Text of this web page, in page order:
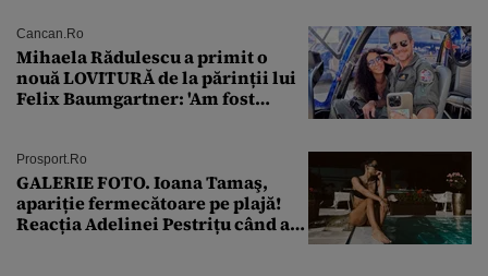
Cancan.ro
Mihaela Rădulescu a primit o
nouă LOVITURĂ de la părinții lui
Felix Baumgartner: 'Am fost
Prosport.ro
GALERIE FOTO. Ioana Tamaş,
apariție fermecătoare pe plajă!
Reacția Adelinei Pestrițu când a